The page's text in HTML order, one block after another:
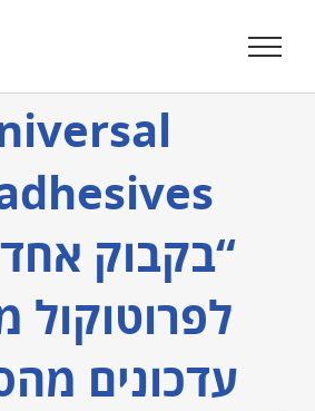
לתוכן
“בקבוק
לפרוטוקול
עדכונים